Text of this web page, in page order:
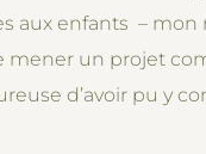
aux enfants –
mener un projet
d’avoir pu y